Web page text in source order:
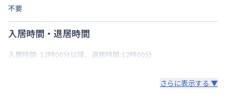
不要
入居時間・退居時間
入居時間: 12時00分以降、退居時間:12時00分
さらに表示する ▼